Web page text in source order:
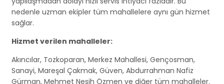
nedenle uzman ekipler tüm mahallelere aynı gün hizmet
sağlar.
Hizmet verilen mahalleler:
Akıncılar, Tozkoparan, Merkez Mahallesi, Gençosman,
Sanayi, Mareşal Çakmak, Güven, Abdurrahman Nafiz
Gürman, Mehmet Nesih Özmen ve diğer tüm mahalleler.